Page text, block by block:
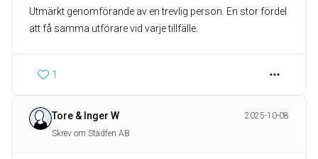
Utmärkt genomförande av en trevlig person. En stor fördel
att få samma utförare vid varje tillfälle.
1
Tore & Inger W
2025-10-08
Skrev om Städfen AB